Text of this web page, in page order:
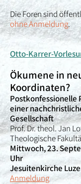
Die Foren sind
ohne Anmeldung.
Otto-Karrer-
Ökumene in
Koordinaten?
Postkonfessionelle
einer
Gesellschaft
Prof. Dr. theol. Jan
Theologische
Mittwoch, 23.
Uhr
Jesuitenkirche
Anmeldung